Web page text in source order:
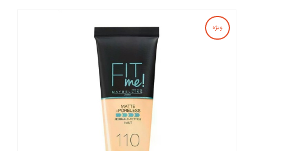
ویژه
کرم پودر مات اچ دی گابرینی